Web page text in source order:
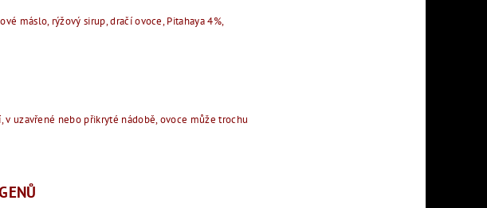
máslo, rýžový sirup, dračí ovoce, Pitahaya 4%,
uzavřené nebo přikryté nádobě, ovoce může trochu